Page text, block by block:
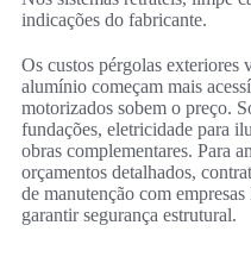
indicações do fabricante.
Os custos pérgolas exteriores
alumínio começam mais
motorizados sobem o preço.
fundações, eletricidade para
obras complementares. Para
orçamentos detalhados,
de manutenção com
garantir segurança estrutural.